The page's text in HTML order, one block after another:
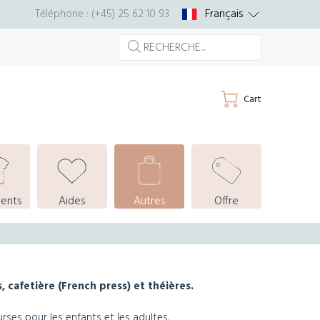
Téléphone : (+45) 25 62 10 93
Français
Cart
Aides Autres Offre
cafetière (French press) et théières.